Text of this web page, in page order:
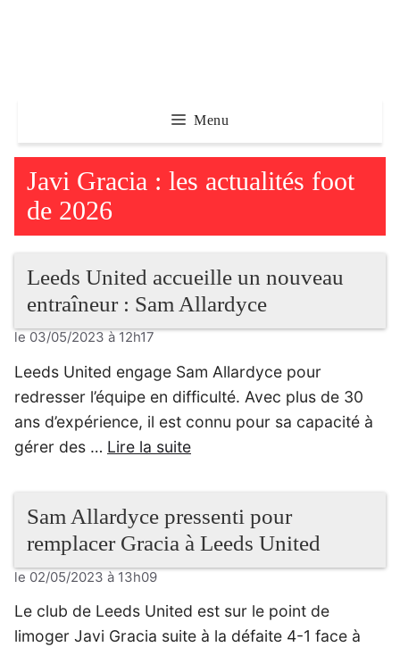
Menu
Javi Gracia : les actualités foot
de 2026
Leeds United accueille un nouveau
entraîneur : Sam Allardyce
le 03/05/2023 à 12h17
Leeds United engage Sam Allardyce pour
redresser l’équipe en difficulté. Avec plus de 30
ans d’expérience, il est connu pour sa capacité à
gérer des … Lire la suite
Sam Allardyce pressenti pour
remplacer Gracia à Leeds United
le 02/05/2023 à 13h09
Le club de Leeds United est sur le point de
limoger Javi Gracia suite à la défaite 4-1 face à